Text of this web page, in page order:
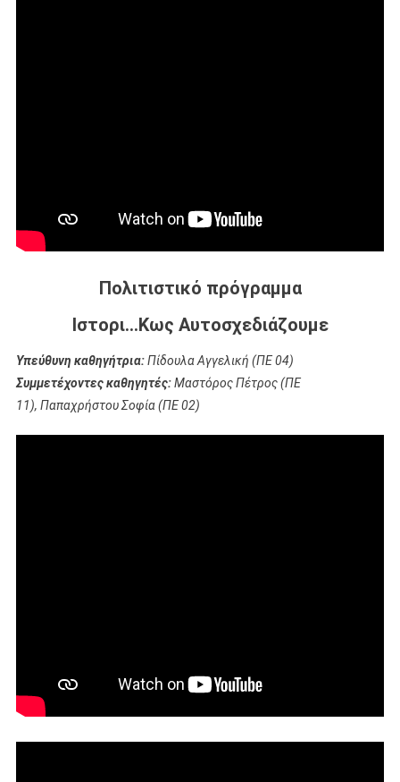
Πολιτιστικό πρόγραμμα
Ιστορι…Κως Αυτοσχεδιάζουμε
Υπεύθυνη καθηγήτρια:Πίδουλα Αγγελική (ΠΕ 04)
Συμμετέχοντες καθηγητές:Μαστόρος Πέτρος (ΠΕ
11), Παπαχρήστου Σοφία (ΠΕ 02)